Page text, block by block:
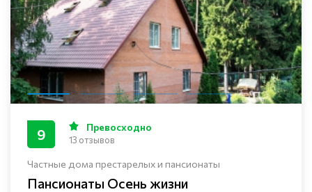
Частные дома престарелых и пансионаты
Пансионаты Осень жизни
9 Превосходно
13 отзывов